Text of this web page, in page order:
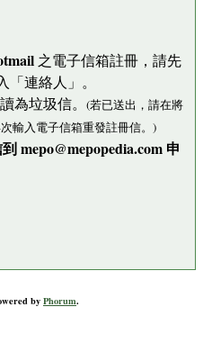
之電子信箱註冊，請先
「連絡人」。
為垃圾信。 (若已送出，請在將
輸入電子信箱重發註冊信。)
mepo@mepopedia.com 申
byPhorum.